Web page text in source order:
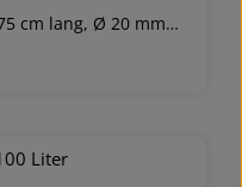
cm lang, Ø 20 mm
Einschlagen geführt,